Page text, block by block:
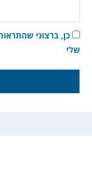
כן, ברצוני
שלי